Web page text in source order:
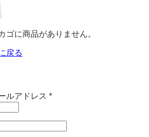
ゴに商品がありません。
戻る
ルアドレス *必